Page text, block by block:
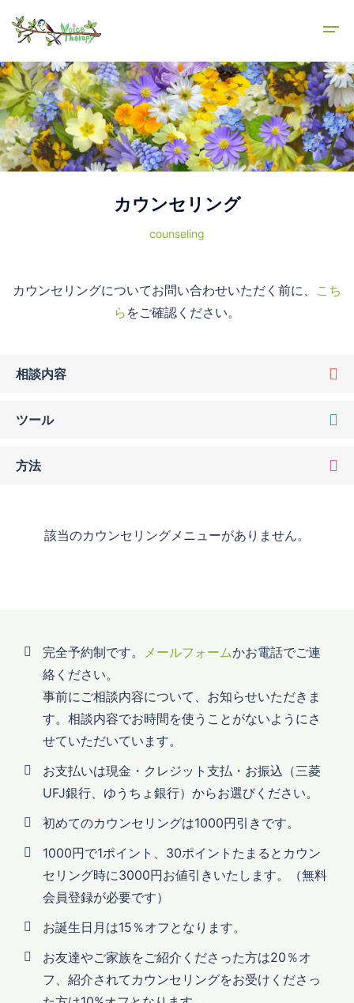
カウンセリング
counseling
カウンセリングについてお問い合わせいただく前に、 こち
ら をご確認ください。
相談内容
ツール
方法
該当のカウンセリングメニューがありません。
完全予約制です。 メールフォームかお電話でご連
絡ください。
事前にご相談内容について、お知らせいただきま
す。相談内容でお時間を使うことがないようにさ
せていただいています。
お支払いは現金・クレジット支払・お振込（三菱
UFJ銀行、ゆうちょ銀行）からお選びください。
初めてのカウンセリングは1000円引きです。
1000円で1ポイント、30ポイントたまるとカウン
セリング時に3000円お値引きいたします。（無料
会員登録が必要です）
お誕生日月は15％オフとなります。
お友達やご家族をご紹介くださった方は20％オ
フ、紹介されてカウンセリングをお受けくださっ